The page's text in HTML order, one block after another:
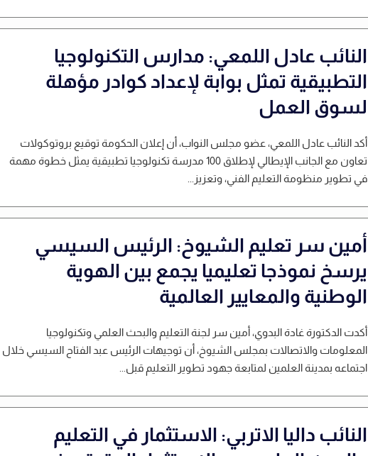
النائب عادل اللمعي: مدارس التكنولوجيا
التطبيقية تمثل بوابة لإعداد كوادر مؤهلة
لسوق العمل
أكد النائب عادل اللمعي، عضو مجلس النواب، أن إعلان الحكومة توقيع بروتوكولات
تعاون مع الجانب الإيطالي لإطلاق 100 مدرسة تكنولوجيا تطبيقية يمثل خطوة مهمة
في تطوير منظومة التعليم الفني، وتعزيز...
أمين سر تعليم الشيوخ: الرئيس السيسي
يرسخ نموذجا تعليميا يجمع بين الهوية
الوطنية والمعايير العالمية
أكدت الدكتورة غادة البدوي، أمين سر لجنة التعليم والبحث العلمي وتكنولوجيا
المعلومات والاتصالات بمجلس الشيوخ، أن توجيهات الرئيس عبد الفتاح السيسي خلال
اجتماعه بمدينة العلمين لمتابعة جهود تطوير التعليم قبل...
النائب داليا الاتربي: الاستثمار في التعليم